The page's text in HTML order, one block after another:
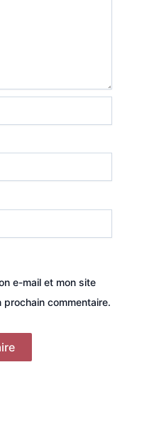
e-mail et mon site
commentaire.